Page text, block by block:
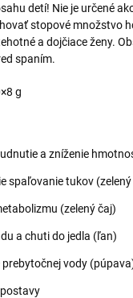
detí! Nie je určené
stopové množstvo
a dojčiace ženy.
spaním.
g
a zníženie
spaľovanie tukov (zelený
(zelený čaj)
a chuti do jedla (ľan)
vody